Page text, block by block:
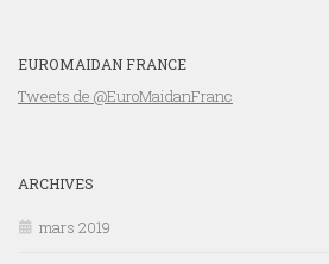
EUROMAIDAN FRANCE
Tweets de @EuroMaidanFranc
ARCHIVES
mars 2019